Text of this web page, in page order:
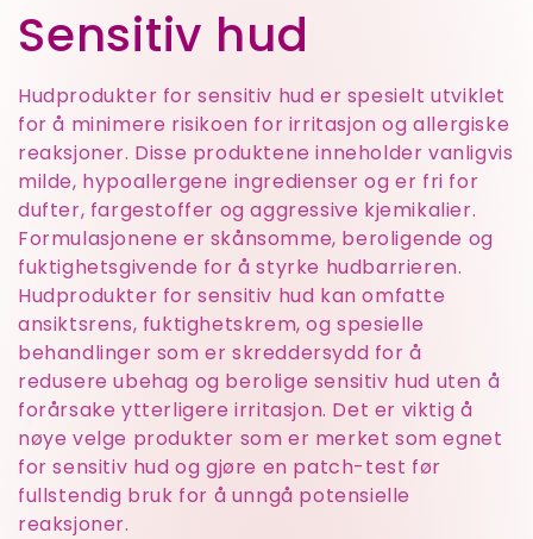
S
a
m
l
i
n
g
:
Sensitiv hud
Hudprodukter for sensitiv hud er spesielt utviklet
for å minimere risikoen for irritasjon og allergiske
reaksjoner. Disse produktene inneholder vanligvis
milde, hypoallergene ingredienser og er fri for
dufter, fargestoffer og aggressive kjemikalier.
Formulasjonene er skånsomme, beroligende og
fuktighetsgivende for å styrke hudbarrieren.
Hudprodukter for sensitiv hud kan omfatte
ansiktsrens, fuktighetskrem, og spesielle
behandlinger som er skreddersydd for å
redusere ubehag og berolige sensitiv hud uten å
forårsake ytterligere irritasjon. Det er viktig å
nøye velge produkter som er merket som egnet
for sensitiv hud og gjøre en patch-test før
fullstendig bruk for å unngå potensielle
reaksjoner.